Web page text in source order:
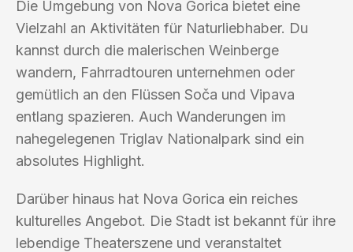
Die Umgebung von Nova Gorica bietet eine
Vielzahl an Aktivitäten für Naturliebhaber. Du
kannst durch die malerischen Weinberge
wandern, Fahrradtouren unternehmen oder
gemütlich an den Flüssen Soča und Vipava
entlang spazieren. Auch Wanderungen im
nahegelegenen Triglav Nationalpark sind ein
absolutes Highlight.
Darüber hinaus hat Nova Gorica ein reiches
kulturelles Angebot. Die Stadt ist bekannt für ihre
lebendige Theaterszene und veranstaltet